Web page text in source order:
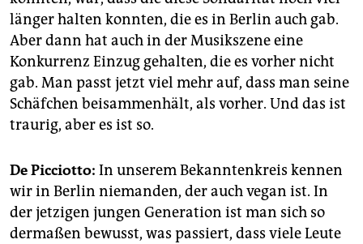
länger halten konnten, die es in Berlin auch gab.
Aber dann hat auch in der Musikszene eine
Konkurrenz Einzug gehalten, die es vorher nicht
gab. Man passt jetzt viel mehr auf, dass man seine
Schäfchen beisammenhält, als vorher. Und das ist
traurig, aber es ist so.
De Picciotto: In unserem Bekanntenkreis kennen
wir in Berlin niemanden, der auch vegan ist. In
der jetzigen jungen Generation ist man sich so
dermaßen bewusst, was passiert, dass viele Leute